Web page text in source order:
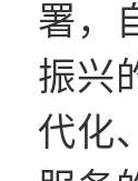
署，
振兴
代化